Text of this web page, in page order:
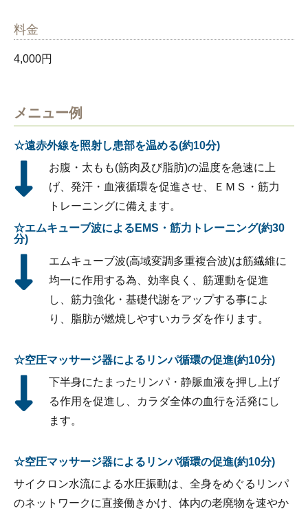
料金
4,000円
メニュー例
☆遠赤外線を照射し患部を温める(約10分)
お腹・太もも(筋肉及び脂肪)の温度を急速に上
げ、発汗・血液循環を促進させ、ＥＭＳ・筋力
トレーニングに備えます。
☆エムキューブ波によるEMS・筋力トレーニング(約30
分)
エムキューブ波(高域変調多重複合波)は筋繊維に
均一に作用する為、効率良く、筋運動を促進
し、筋力強化・基礎代謝をアップする事によ
り、脂肪が燃焼しやすいカラダを作ります。
☆空圧マッサージ器によるリンパ循環の促進(約10分)
下半身にたまったリンパ・静脈血液を押し上げ
る作用を促進し、カラダ全体の血行を活発にし
ます。
☆空圧マッサージ器によるリンパ循環の促進(約10分)
サイクロン水流による水圧振動は、全身をめぐるリンパ
のネットワークに直接働きかけ、体内の老廃物を速やか